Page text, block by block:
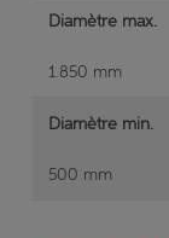
Diamètre max.
1.850 mm
Diamètre min.
500 mm